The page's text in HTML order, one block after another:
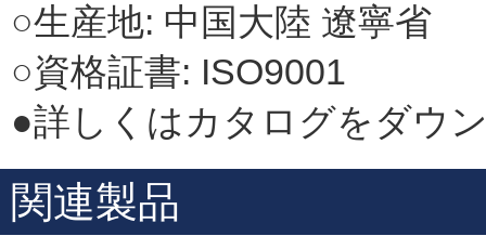
○生産地: 中国大陸 遼寧省
○資格証書: ISO9001
●詳しくはカタログをダウ
関連製品